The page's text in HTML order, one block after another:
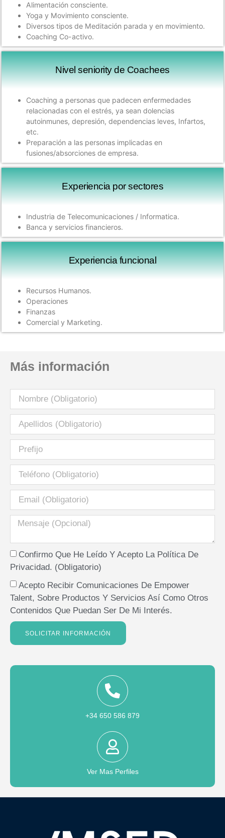
Alimentación consciente.
Yoga y Movimiento consciente.
Diversos tipos de Meditación parada y en movimiento.
Coaching Co-activo.
Nivel seniority de Coachees
Coaching a personas que padecen enfermedades
relacionadas con el estrés, ya sean dolencias
autoinmunes, depresión, dependencias leves, Infartos,
etc.
Preparación a las personas implicadas en
fusiones/absorciones de empresa.
Experiencia por sectores ​
Industria de Telecomunicaciones / Informatica.
Banca y servicios financieros.
Experiencia funcional ​
Recursos Humanos.
Operaciones
Finanzas
Comercial y Marketing.
Más información
Confirmo Que He Leído Y Acepto La Política De
Privacidad. (Obligatorio)
Acepto Recibir Comunicaciones De Empower
Talent, Sobre Productos Y Servicios Así Como Otros
Contenidos Que Puedan Ser De Mi Interés.
SOLICITAR INFORMACIÓN
+34 650 586 879
Ver Mas Perfiles